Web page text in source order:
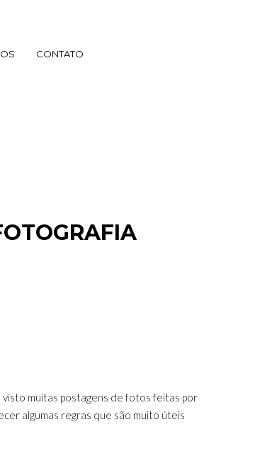
CONTATO
visto muitas postagens de fotos feitas por
algumas regras que são muito úteis